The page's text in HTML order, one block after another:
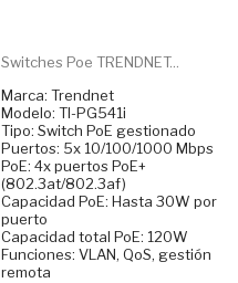
Switches Poe TRENDNET...
Marca: Trendnet
Modelo: TI-PG541i
Tipo: Switch PoE gestionado
Puertos: 5x 10/100/1000 Mbps
PoE: 4x puertos PoE+
(802.3at/802.3af)
Capacidad PoE: Hasta 30W por
puerto
Capacidad total PoE: 120W
Funciones: VLAN, QoS, gestión
remota